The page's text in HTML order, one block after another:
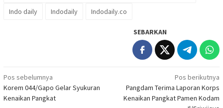
Indo daily
Indodaily Indodaily.co
SEBARKAN
Navigasi
pos
Pos sebelumnya
Korem 044/Gapo Gelar Syukuran
Kenaikan Pangkat
Pos berikutnya
Pangdam Terima Laporan Korps
Kenaikan Pangkat Pamen Kodam